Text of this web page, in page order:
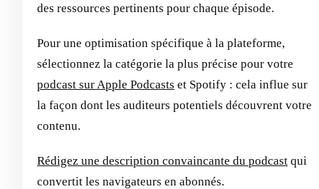
des ressources pertinents pour chaque épisode.
Pour une optimisation spécifique à la plateforme,
sélectionnez la catégorie la plus précise pour votre
podcast sur Apple Podcasts et Spotify : cela influe sur
la façon dont les auditeurs potentiels découvrent votre
contenu.
Rédigez une description convaincante du podcast qui
convertit les navigateurs en abonnés.